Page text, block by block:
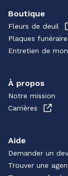
Boutique
Fleurs de deuil
Plaques
Entretien de
À propos
Notre mission
Carrières
Aide
Demander un
Trouver une